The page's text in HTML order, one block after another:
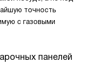
точность
с газовыми
панелей